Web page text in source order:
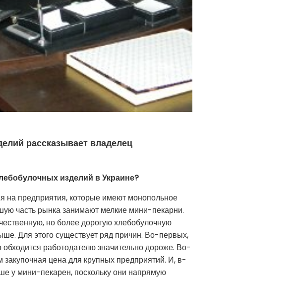
рассказывает владелец
изделий в Украине?
на предприятия, которые имеют монопольное
часть рынка занимают мелкие мини-пекарни.
но более дорогую хлебобулочную
Для этого существует ряд причин. Во-первых,
работодателю значительно дороже. Во-
цена для крупных предприятий. И, в-
у мини-пекарен, поскольку они напрямую